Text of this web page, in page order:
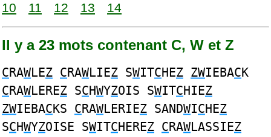
10
11 12 13 14
Il y a 23 mots contenant C, W et Z
CRAWLEZ CRAWLIEZ SWITCHEZ ZWIEBACK
CRAWLEREZ SCHWYZOIS SWITCHIEZ
ZWIEBACKS CRAWLERIEZ SANDWICHEZ
SCHWYZOISE SWITCHEREZ CRAWLASSIEZ